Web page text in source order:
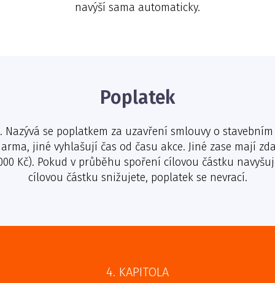
navýší sama automaticky.
Poplatek
se poplatkem za uzavření smlouvy o
jiné vyhlašují čas od času akce. Jiné zase mají
Kč). Pokud v průběhu spoření cílovou částku
cílovou částku snižujete, poplatek se nevrací.
4. KAPITOLA